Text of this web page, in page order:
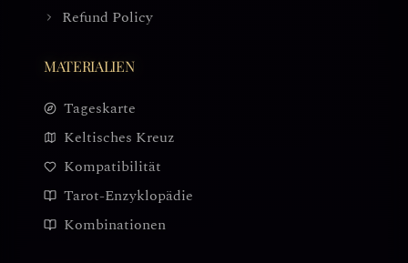
Refund Policy
MATERIALIEN
Tageskarte
Keltisches Kreuz
Kompatibilität
Tarot-Enzyklopädie
Kombinationen